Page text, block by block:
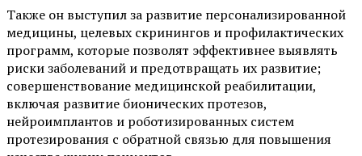
Также он выступил за развитие персонализированной
медицины, целевых скринингов и профилактических
программ, которые позволят эффективнее выявлять
риски заболеваний и предотвращать их развитие;
совершенствование медицинской реабилитации,
включая развитие бионических протезов,
нейроимплантов и роботизированных систем
протезирования с обратной связью для повышения